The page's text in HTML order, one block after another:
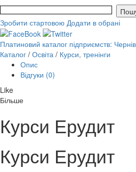
Зробити стартовою Додати в обрані
Платиновий каталог підприємств:
Каталог / Освіта / Курси, тренінги
Опис
Відгуки (0)
Like
Більше
Курси Ерудит
Курси Ерудит